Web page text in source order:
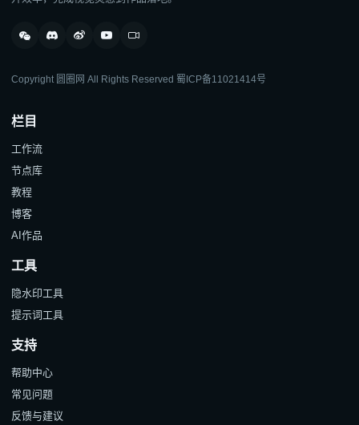
Copyright 圆圈网 All Rights Reserved 蜀ICP备11021414号
栏目
工作流
节点库
教程
博客
AI作品
工具
隐水印工具
提示词工具
支持
帮助中心
常见问题
反馈与建议